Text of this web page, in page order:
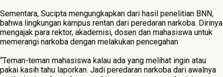
Sementara, Sucipta mengungkapkan dari hasil penelitian BNN,
bahwa lingkungan kampus rentan dari peredaran narkoba. Dirinya
mengajak para rektor, akademisi, dosen dan mahasiswa untuk
memerangi narkoba dengan melakukan pencegahan
“Teman-teman mahasiswa kalau ada yang melihat ingin atau
pakai kasih tahu laporkan. Jadi peredaran narkoba dari awalnya